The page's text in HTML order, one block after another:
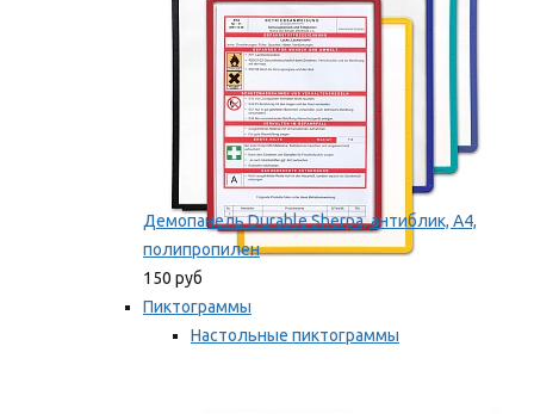
Демопанель Durable Sherpa, антиблик, А4,
полипропилен
150 руб
Пиктограммы
Настольные пиктограммы